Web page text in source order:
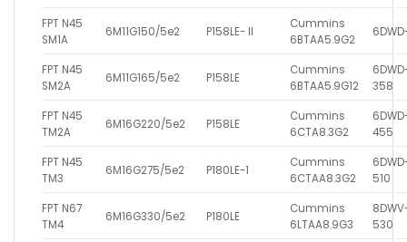
FPT N45
SM1A
6M11G150/5e2 P158LE- II
Cummins
6BTAA5.9G2
FPT N45
SM2A
6M11G165/5e2 P158LE
Cummins
6BTAA5.9G12
358
FPT N45
TM2A
6M16G220/5e2 P158LE
Cummins
6CTA8.3G2
455
FPT N45
TM3
6M16G275/5e2 P180LE-1
Cummins
6CTAA8.3G2
510
FPT N67
TM4
6M16G330/5e2 P180LE
Cummins
6LTAA8.9G3
530